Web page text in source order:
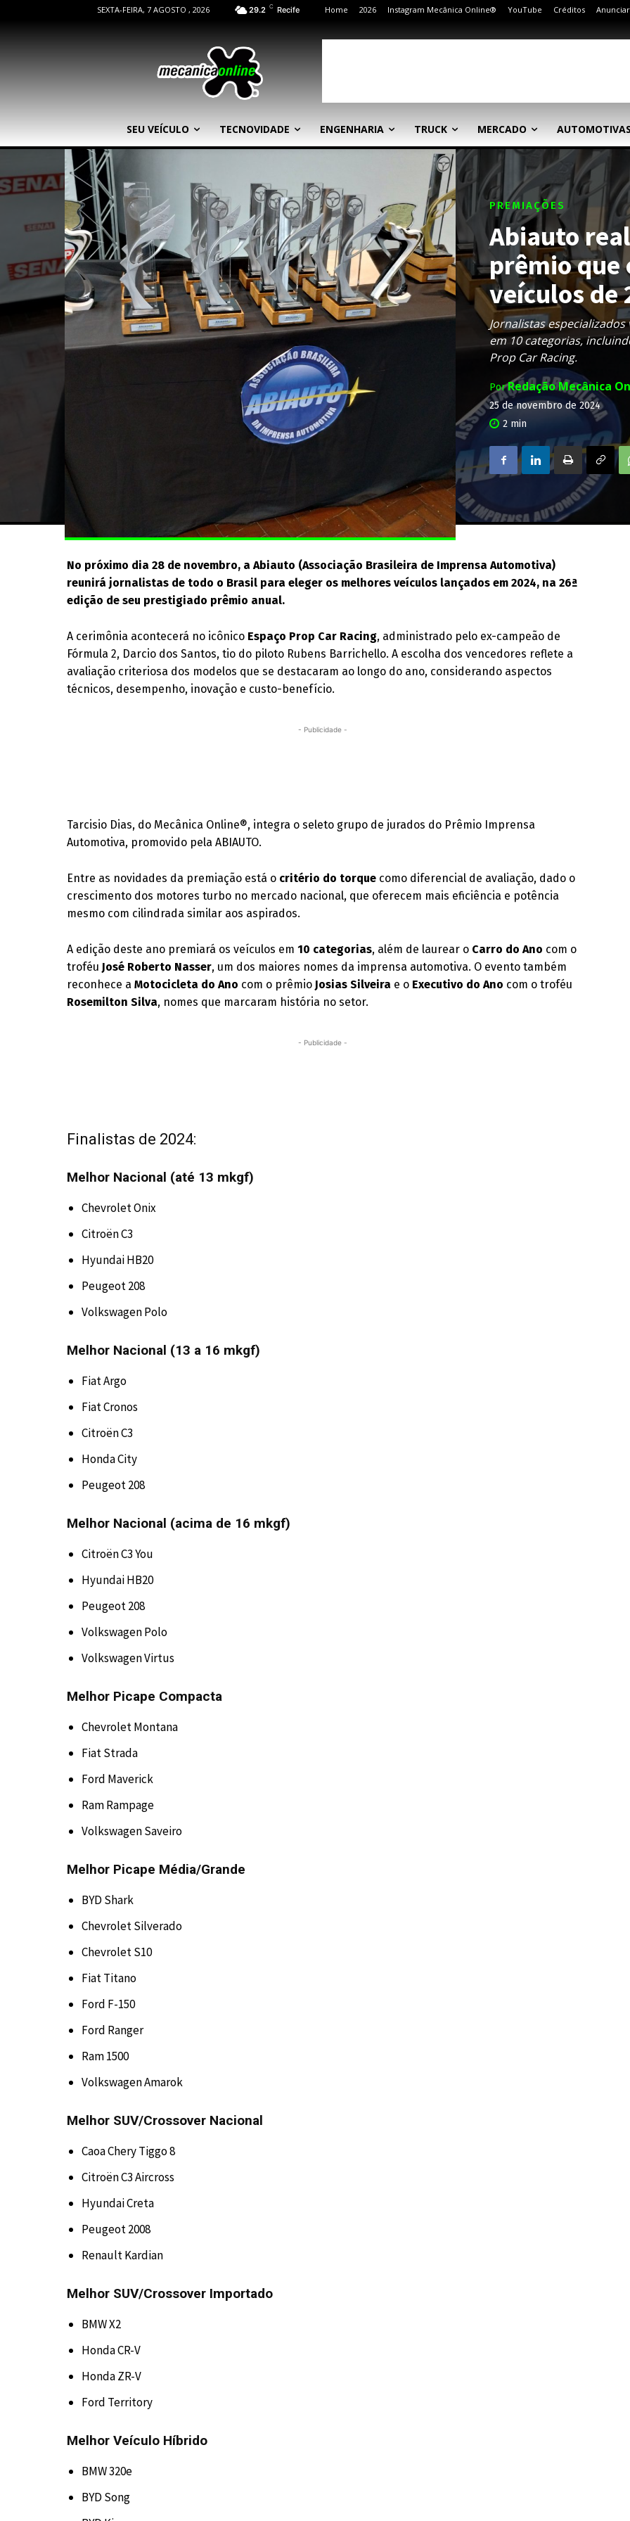
SEXTA-FEIRA, 7 AGOSTO , 2026 29.2 C Recife Home 2026 Instagram Mecânica Online® YouTube Créditos Anunciar
SEU VEÍCULO TECNOVIDADE ENGENHARIA TRUCK MERCADO AUTOMOTIVAS
PREMIAÇÕES
Abiauto
prêmio que
veículos de
Jornalistas
em 10 categorias,
Prop Car Racing.
PorRedação Mecânica
25 de novembro de 2024
2 min
No próximo dia 28 de novembro, a Abiauto (Associação Brasileira de Imprensa Automotiva)
reunirá jornalistas de todo o Brasil para eleger os melhores veículos lançados em 2024, na 26ª
edição de seu prestigiado prêmio anual.
A cerimônia acontecerá no icônico Espaço Prop Car Racing, administrado pelo ex-campeão de
Fórmula 2, Darcio dos Santos, tio do piloto Rubens Barrichello. A escolha dos vencedores reflete a
avaliação criteriosa dos modelos que se destacaram ao longo do ano, considerando aspectos
técnicos, desempenho, inovação e custo-benefício.
- Publicidade -
Tarcisio Dias, do Mecânica Online®, integra o seleto grupo de jurados do Prêmio Imprensa
Automotiva, promovido pela ABIAUTO.
Entre as novidades da premiação está o critério do torque como diferencial de avaliação, dado o
crescimento dos motores turbo no mercado nacional, que oferecem mais eficiência e potência
mesmo com cilindrada similar aos aspirados.
A edição deste ano premiará os veículos em10 categorias, além de laurear o Carro do Ano com o
troféu José Roberto Nasser, um dos maiores nomes da imprensa automotiva. O evento também
reconhece aMotocicleta do Ano com o prêmio Josias Silveira e o Executivo do Ano com o troféu
Rosemilton Silva, nomes que marcaram história no setor.
- Publicidade -
Finalistas de 2024:
Melhor Nacional (até 13 mkgf)
Chevrolet Onix
Citroën C3
Hyundai HB20
Peugeot 208
Volkswagen Polo
Melhor Nacional (13 a 16 mkgf)
Fiat Argo
Fiat Cronos
Citroën C3
Honda City
Peugeot 208
Melhor Nacional (acima de 16 mkgf)
Citroën C3 You
Hyundai HB20
Peugeot 208
Volkswagen Polo
Volkswagen Virtus
Melhor Picape Compacta
Chevrolet Montana
Fiat Strada
Ford Maverick
Ram Rampage
Volkswagen Saveiro
Melhor Picape Média/Grande
BYD Shark
Chevrolet Silverado
Chevrolet S10
Fiat Titano
Ford F-150
Ford Ranger
Ram 1500
Volkswagen Amarok
Melhor SUV/Crossover Nacional
Caoa Chery Tiggo 8
Citroën C3 Aircross
Hyundai Creta
Peugeot 2008
Renault Kardian
Melhor SUV/Crossover Importado
BMW X2
Honda CR-V
Honda ZR-V
Ford Territory
Melhor Veículo Híbrido
BMW 320e
BYD Song